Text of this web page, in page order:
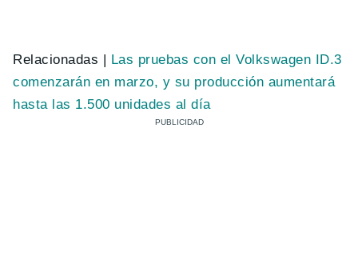
Relacionadas | Las pruebas con el Volkswagen ID.3
comenzarán en marzo, y su producción aumentará
hasta las 1.500 unidades al día